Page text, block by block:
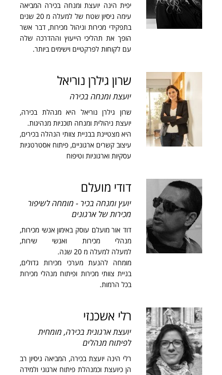
יפית הינה יועצת ומנחה בכירה המביאה
עימה ניסיון שטח של למעלה מ 20 שנים
בתפקידי מכירות וניהול מכירות, דבר אשר
הופך את תהליכי הייעוץ וההדרכה שלה
עם לקוחות לפרקטיים וישימים ביותר.
שרון גילרן נוריאל
יועצת ומנחה בכירה
שרון גילרן נוריאל היא מנהלת בכירה,
יועצת ניהולית ומנחה תוכניות מנהיגות.
היא מצטיינת בבניית צוותי הנהלה בכירים,
עיצוב קשרים ארגוניים, פיתוח אסטרטגיות
עסקיות וארגוניות וטיפוח
דודי מועלם
יועץ ומנחה בכיר - מומחה לשיפור
מכירות של ארגונים
דוד אור מועלם עוסק באימון אנשי מכירות,
מנהלי מכירות ואנשי שירות,
למעלה למעלה מ 20 שנה.
מומחה להנעת מערכי מכירות גדולים,
בניית צוותי מכירות ופיתוח מנהלי מכירות
בכל הרמות.
רלי אשכנזי
יועצת ארגונית בכירה, מומחית
לפיתוח מנהלים
רלי הינה יועצת בכירה, המביאה ניסיון רב
הן כיועצת וכמנהלת פיתוח ארגוני ולמידה